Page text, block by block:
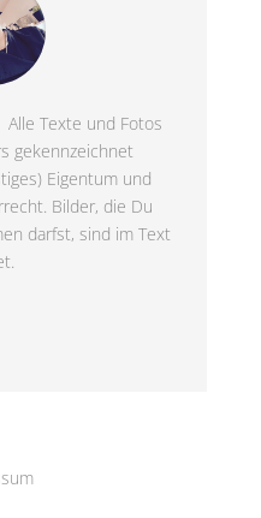
Texte und Fotos
gekennzeichnet
Eigentum und
Bilder, die Du
darfst, sind im Text